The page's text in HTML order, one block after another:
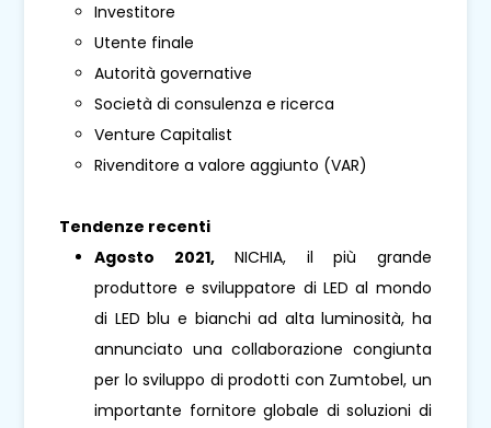
Investitore
Utente finale
Autorità governative
Società di consulenza e ricerca
Venture Capitalist
Rivenditore a valore aggiunto (VAR)
Tendenze recenti
Agosto 2021,NICHIA, il più grande
produttore e sviluppatore di LED al mondo
di LED blu e bianchi ad alta luminosità, ha
annunciato una collaborazione congiunta
per lo sviluppo di prodotti con Zumtobel, un
importante fornitore globale di soluzioni di